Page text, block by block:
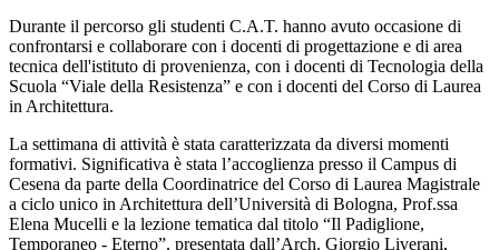
Durante il percorso gli studenti C.A.T. hanno avuto occasione di
confrontarsi e collaborare con i docenti di progettazione e di area
tecnica dell'istituto di provenienza, con i docenti di Tecnologia della
Scuola “Viale della Resistenza” e con i docenti del Corso di Laurea
in Architettura.
La settimana di attività è stata caratterizzata da diversi momenti
formativi. Significativa è stata l’accoglienza presso il Campus di
Cesena da parte della Coordinatrice del Corso di Laurea Magistrale
a ciclo unico in Architettura dell’Università di Bologna, Prof.ssa
Elena Mucelli e la lezione tematica dal titolo “Il Padiglione,
Temporaneo - Eterno”, presentata dall’Arch. Giorgio Liverani,